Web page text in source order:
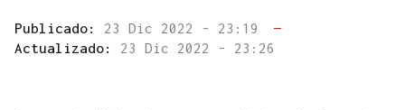
Publicado: 23 Dic 2022 - 23:19
—
Actualizado: 23 Dic 2022 - 23:26